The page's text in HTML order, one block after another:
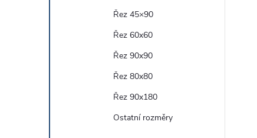
Řez 45×90
Řez 60x60
Řez 90x90
Řez 80x80
Řez 90x180
Ostatní rozměry